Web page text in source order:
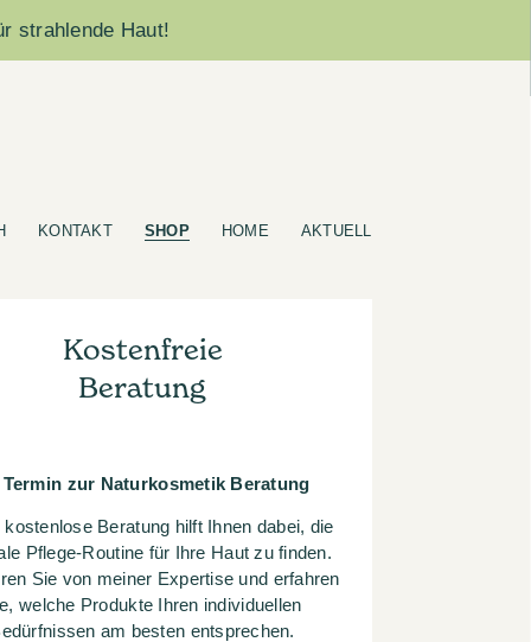
strahlende Haut!
KONTAKT SHOP HOME AKTUELL
Kostenfreie
Beratung
zur Naturkosmetik Beratung
kostenlose Beratung hilft Ihnen dabei, die
Pflege-Routine für Ihre Haut zu finden.
Sie von meiner Expertise und erfahren
welche Produkte Ihren individuellen
am besten entsprechen.